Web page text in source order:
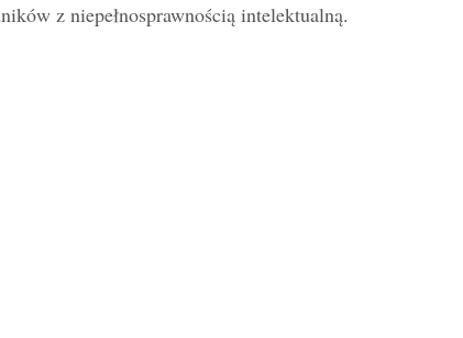
z niepełnosprawnością intelektualną.